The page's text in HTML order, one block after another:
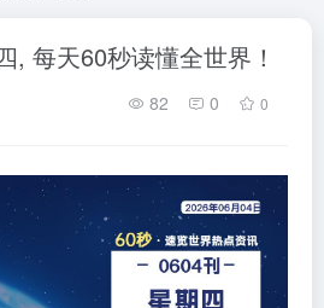
, 每天60秒读懂全世界！
82 0 0